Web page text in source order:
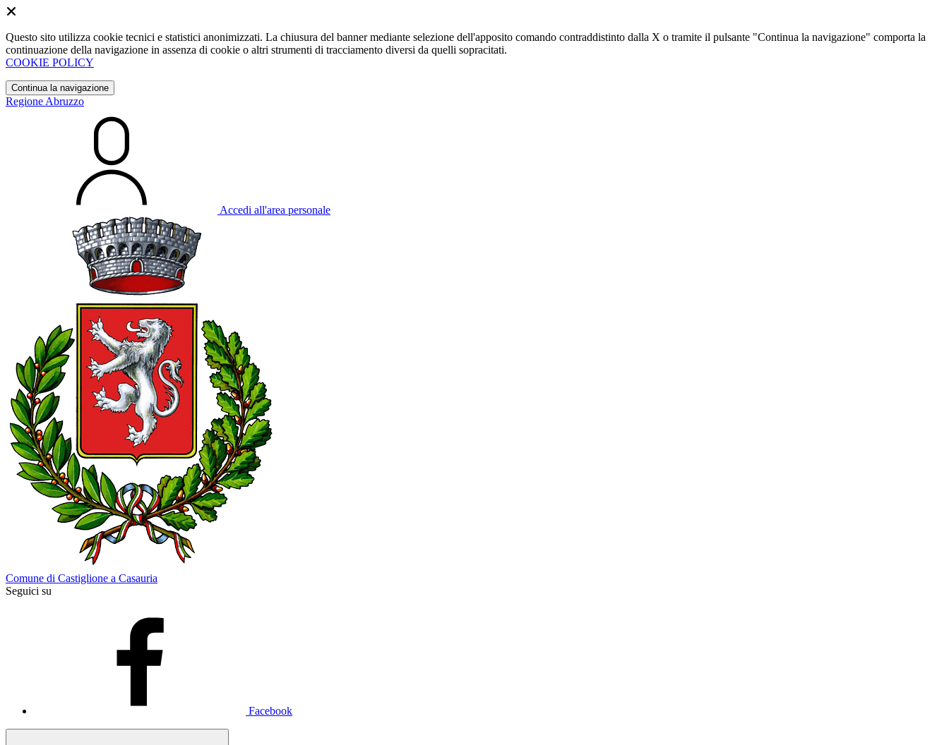
Questo sito utilizza cookie tecnici e statistici anonimizzati. La chiusura del banner mediante selezione dell'apposito comando contraddistinto dalla X o tramite il pulsante "Continua la navigazione" comporta la
continuazione della navigazione in assenza di cookie o altri strumenti di tracciamento diversi da quelli sopracitati.
COOKIE POLICY
Continua la navigazione
Regione Abruzzo
Accedi all'area personale
Comune di Castiglione a Casauria
Seguici su
Facebook